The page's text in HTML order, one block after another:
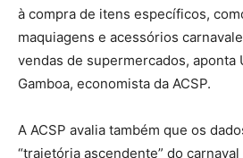
à compra de itens específicos,
maquiagens e acessórios
vendas de supermercados, aponta
Gamboa, economista da ACSP.
A ACSP avalia também que os
“trajetória ascendente” do